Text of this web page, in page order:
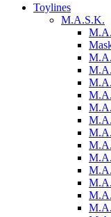
Toylines
M.A.S.K.